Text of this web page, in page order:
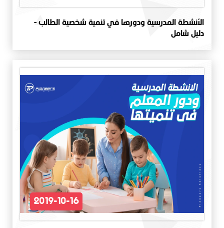
الأنشطة المدرسية ودورها في تنمية شخصية الطالب -
دليل شامل
2019-10-16